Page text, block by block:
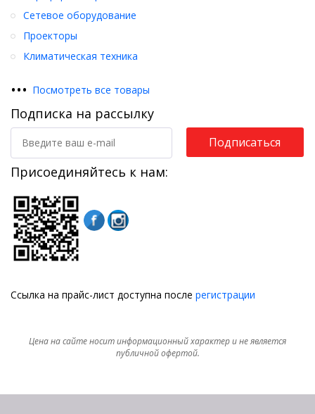
Сетевое оборудование
Проекторы
Климатическая техника
••• Посмотреть все товары
Подписка на рассылку
Подписаться
Присоединяйтесь к нам:
Ссылка на прайс-лист доступна после регистрации
Цена на сайте носит информационный характер и не является
публичной офертой.